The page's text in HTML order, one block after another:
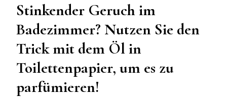
Stinkender Geruch im
Badezimmer? Nutzen Sie den
Trick mit dem Öl in
Toilettenpapier, um es zu
parfümieren!